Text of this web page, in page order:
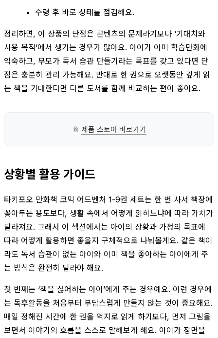
수령 후 바로 상태를 점검해요.
정리하면, 이 상품의 단점은 콘텐츠의 문제라기보다 ‘기대치와
사용 목적’에서 생기는 경우가 많아요. 아이가 이미 학습만화에
익숙하고, 부모가 독서 습관 만들기라는 목표를 갖고 있다면 단
점은 충분히 관리 가능해요. 반대로 한 권으로 오랫동안 깊게 읽
는 책을 기대한다면 다른 도서를 함께 비교하는 편이 좋아요.
📎 제품 스토어 바로가기
상황별 활용 가이드
타키포오 만화책 코믹 어드벤처 1-9권 세트는 한 번 사서 책장에
꽂아두는 용도보다, 생활 속에서 어떻게 읽히느냐에 따라 가치가
달라져요. 그래서 이 섹션에서는 아이의 상황과 가정의 목표에
따라 어떻게 활용하면 좋을지 구체적으로 나눠볼게요. 같은 책이
라도 독서 습관이 없는 아이와 이미 책을 좋아하는 아이에게 주
는 방식은 완전히 달라야 해요.
첫 번째는 ‘책을 싫어하는 아이’에게 주는 경우예요. 이런 경우에
는 독후활동을 처음부터 부담스럽게 만들지 않는 것이 중요해요.
매일 정해진 시간에 한 권을 억지로 읽게 하기보다, 먼저 그림을
보면서 이야기의 흐름을 스스로 말해보게 해요. 아이가 장면을